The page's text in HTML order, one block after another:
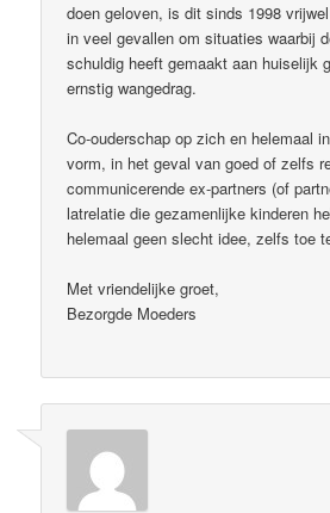
doen geloven, is dit sinds 1998
in veel gevallen om situaties waarbij
schuldig heeft gemaakt aan huiselijk
ernstig wangedrag.
Co-ouderschap op zich en helemaal
vorm, in het geval van goed of zelfs
communicerende ex-partners (of
latrelatie die gezamenlijke kinderen
helemaal geen slecht idee, zelfs toe
Met vriendelijke groet,
Bezorgde Moeders